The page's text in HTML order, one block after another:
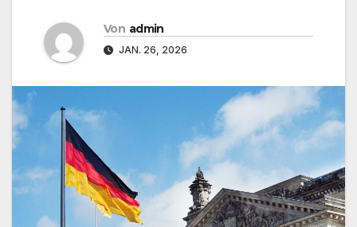
Von admin
JAN. 26, 2026